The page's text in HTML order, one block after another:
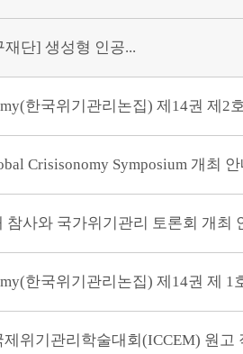
재단] 생성형 인공...
한국위기관리논집) 제14권 제2
Crisisonomy Symposium 개최 안
참사와 국가위기관리 토론회 개최
한국위기관리논집) 제14권 제 1
제위기관리학술대회(ICCEM) 원고